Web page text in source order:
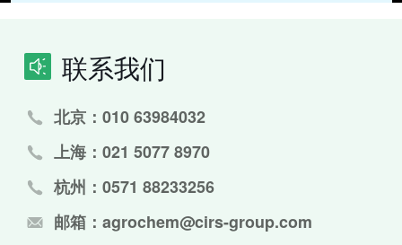
联系我们
北京：010 63984032
上海：021 5077 8970
杭州：0571 88233256
邮箱：agrochem@cirs-group.com